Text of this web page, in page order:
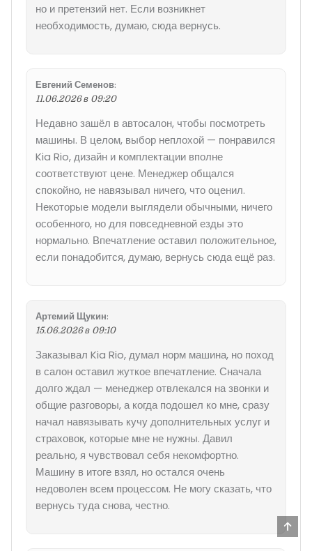
но и претензий нет. Если возникнет
необходимость, думаю, сюда вернусь.
Евгений Семенов:
11.06.2026 в 09:20
Недавно зашёл в автосалон, чтобы посмотреть
машины. В целом, выбор неплохой — понравился
Kia Rio, дизайн и комплектации вполне
соответствуют цене. Менеджер общался
спокойно, не навязывал ничего, что оценил.
Некоторые модели выглядели обычными, ничего
особенного, но для повседневной езды это
нормально. Впечатление оставил положительное,
если понадобится, думаю, вернусь сюда ещё раз.
Артемий Щукин:
15.06.2026 в 09:10
Заказывал Kia Rio, думал норм машина, но поход
в салон оставил жуткое впечатление. Сначала
долго ждал — менеджер отвлекался на звонки и
общие разговоры, а когда подошел ко мне, сразу
начал навязывать кучу дополнительных услуг и
страховок, которые мне не нужны. Давил
реально, я чувствовал себя некомфортно.
Машину в итоге взял, но остался очень
недоволен всем процессом. Не могу сказать, что
вернусь туда снова, честно.